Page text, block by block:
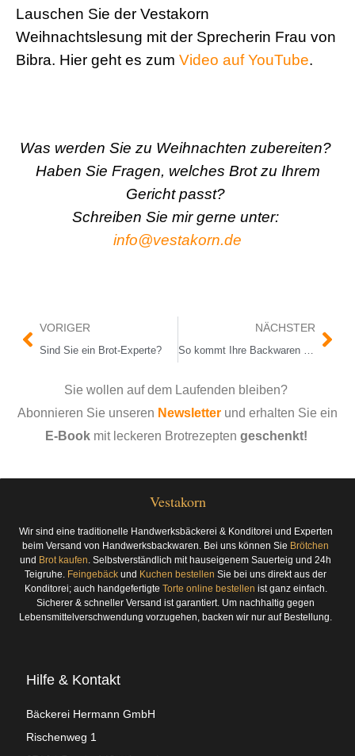
Lauschen Sie der Vestakorn
Weihnachtslesung mit der Sprecherin Frau von
Bibra. Hier geht es zum Video auf YouTube.
Was werden Sie zu Weihnachten zubereiten?
Haben Sie Fragen, welches Brot zu Ihrem
Gericht passt?
Schreiben Sie mir gerne unter:
info@vestakorn.de
Prev
VORIGER
Sind Sie ein Brot-Experte?
NÄCHSTER
So kommt Ihre Backwaren Bestellung noch vor Weihnachten an
Sie wollen auf dem Laufenden bleiben?
Abonnieren Sie unseren Newsletter und erhalten Sie ein
E-Book mit leckeren Brotrezepten geschenkt!
Vestakorn
Wir sind eine traditionelle Handwerksbäckerei & Konditorei und Experten
beim Versand von Handwerksbackwaren. Bei uns können Sie Brötchen
und Brot kaufen. Selbstverständlich mit hauseigenem Sauerteig und 24h
Teigruhe. Feingebäck und Kuchen bestellen Sie bei uns direkt aus der
Konditorei; auch handgefertigte Torte online bestellen ist ganz einfach.
Sicherer & schneller Versand ist garantiert. Um nachhaltig gegen
Lebensmittelverschwendung vorzugehen, backen wir nur auf Bestellung.
Hilfe & Kontakt
Bäckerei Hermann GmbH
Rischenweg 1